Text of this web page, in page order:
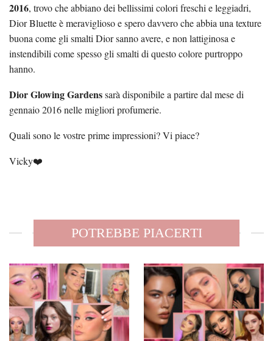
2016, trovo che abbiano dei bellissimi colori freschi e leggiadri,
Dior Bluette è meraviglioso e spero davvero che abbia una texture
buona come gli smalti Dior sanno avere, e non lattiginosa e
instendibili come spesso gli smalti di questo colore purtroppo
hanno.
Dior Glowing Gardenssarà disponibile a partire dal mese di
gennaio 2016 nelle migliori profumerie.
Quali sono le vostre prime impressioni? Vi piace?
Vicky❤️
POTREBBE PIACERTI